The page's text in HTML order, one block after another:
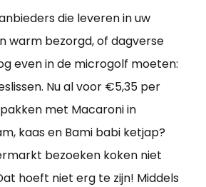
die leveren in uw
warm bezorgd, of dagverse
even in de microgolf moeten:
Nu al voor €5,35 per
met Macaroni in
kaas en Bami babi ketjap?
bezoeken koken niet
hoeft niet erg te zijn! Middels